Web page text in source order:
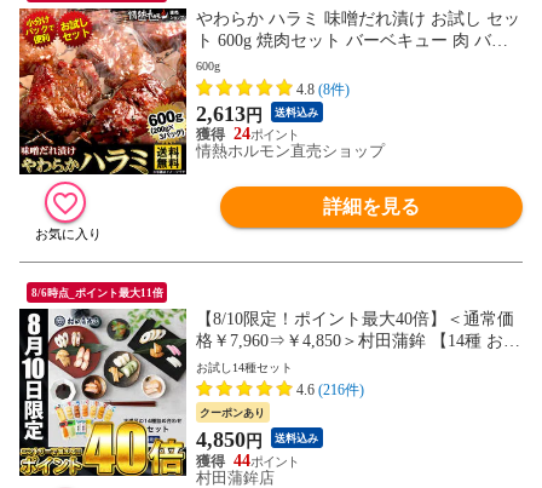
やわらか ハラミ 味噌だれ漬け お試し セッ
ト 600g 焼肉セット バーベキュー 肉 バー
ベキューセット BBQセット にく 焼肉特集
(北海道・沖縄配送は別途送料追加)
600g
4.8 (8件)
2,613円 送料込み
24
情熱ホルモン直売ショップ
詳細を見る
8/6時点_ポイント最大11倍
【8/10限定！ポイント最大40倍】＜通常価
格￥7,960⇒￥4,850＞村田蒲鉾 【14種 お試
しセット】 かまぼこ 初節句 内祝い お祝い
お返し 蒲鉾 母の日 父の日 お中元 敬老の
日 おつまみ 惣菜 さつま揚げ バラエティー
パーティー 宴会 おいしい 美味しい うまい
お試し14種セット
4.6 (216件)
クーポンあり
4,850円 送料込み
44
村田蒲鉾店